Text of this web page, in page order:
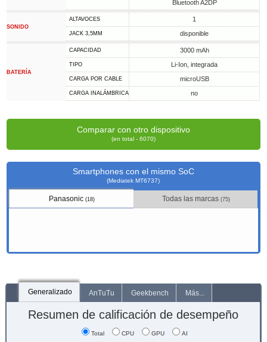
Bluetooth A2DP
SONIDO
ALTAVOCES 1
JACK 3,5MM disponible
BATERÍA
CAPACIDAD 3000 mAh
TIPO Li-Ion, integrada
CARGA POR CABLE microUSB
CARGA INALÁMBRICA no
Comparar con otro dispositivo
(en total - 6070)
Smartphones con el mismo SoC
(Mediatek MT6737)
Panasonic (18) Todas las marcas (75)
Generalizado AnTuTu Geekbench Más...
Resumen de calificación de desempeño
Total CPU GPU AI